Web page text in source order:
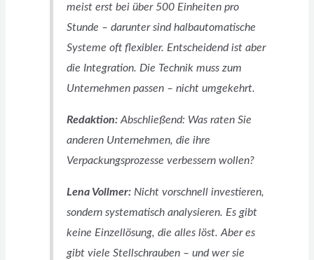
meist erst bei über 500 Einheiten pro
Stunde – darunter sind halbautomatische
Systeme oft flexibler. Entscheidend ist aber
die Integration. Die Technik muss zum
Unternehmen passen – nicht umgekehrt.
Redaktion:Abschließend: Was raten Sie
anderen Unternehmen, die ihre
Verpackungsprozesse verbessern wollen?
Lena Vollmer:Nicht vorschnell investieren,
sondern systematisch analysieren. Es gibt
keine Einzellösung, die alles löst. Aber es
gibt viele Stellschrauben – und wer sie